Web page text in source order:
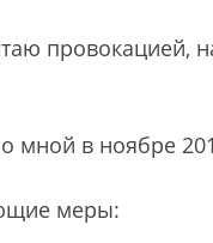
провокацией,
мной в ноябре
меры: